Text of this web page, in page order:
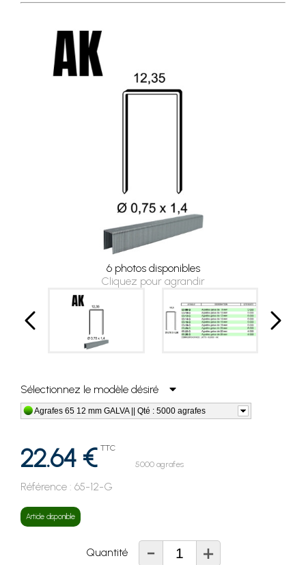
Frais de port offerts en France métropolitaine dès l'achat de
6 photos disponibles
Cliquez pour agrandir
Sélectionnez le modèle désiré
Agrafes 65 12 mm GALVA || Qté : 5000 agrafes
22.64 € TTC
5000 agrafes
Référence : 65-12-G
Article disponible
Quantité - +